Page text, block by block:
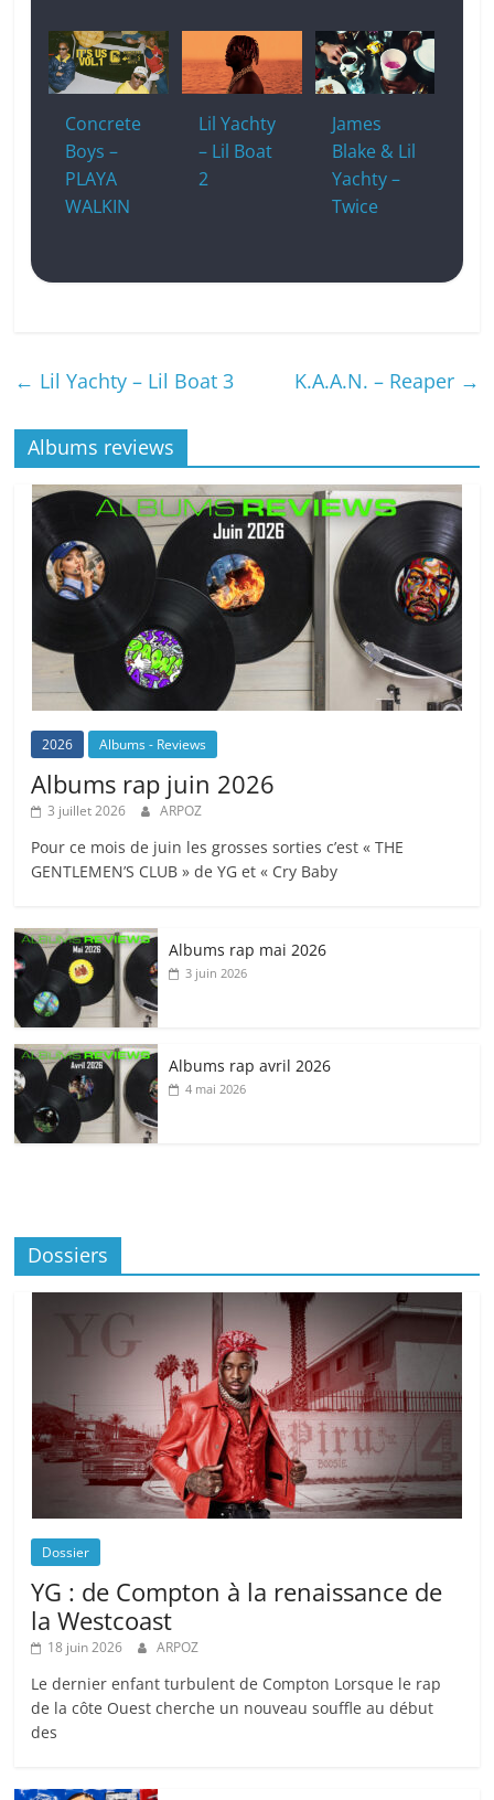
Concrete
Boys –
PLAYA
WALKIN
Lil Yachty
– Lil Boat
2
James
Blake & Lil
Yachty –
Twice
← Lil Yachty – Lil Boat 3 K.A.A.N. – Reaper →
Albums reviews
2026 Albums - Reviews
Albums rap juin 2026
3 juillet 2026 ARPOZ
Pour ce mois de juin les grosses sorties c’est « THE
GENTLEMEN’S CLUB » de YG et « Cry Baby
Albums rap mai 2026
3 juin 2026
Albums rap avril 2026
4 mai 2026
Dossiers
Dossier
YG : de Compton à la renaissance de
la Westcoast
18 juin 2026 ARPOZ
Le dernier enfant turbulent de Compton Lorsque le rap
de la côte Ouest cherche un nouveau souffle au début
des